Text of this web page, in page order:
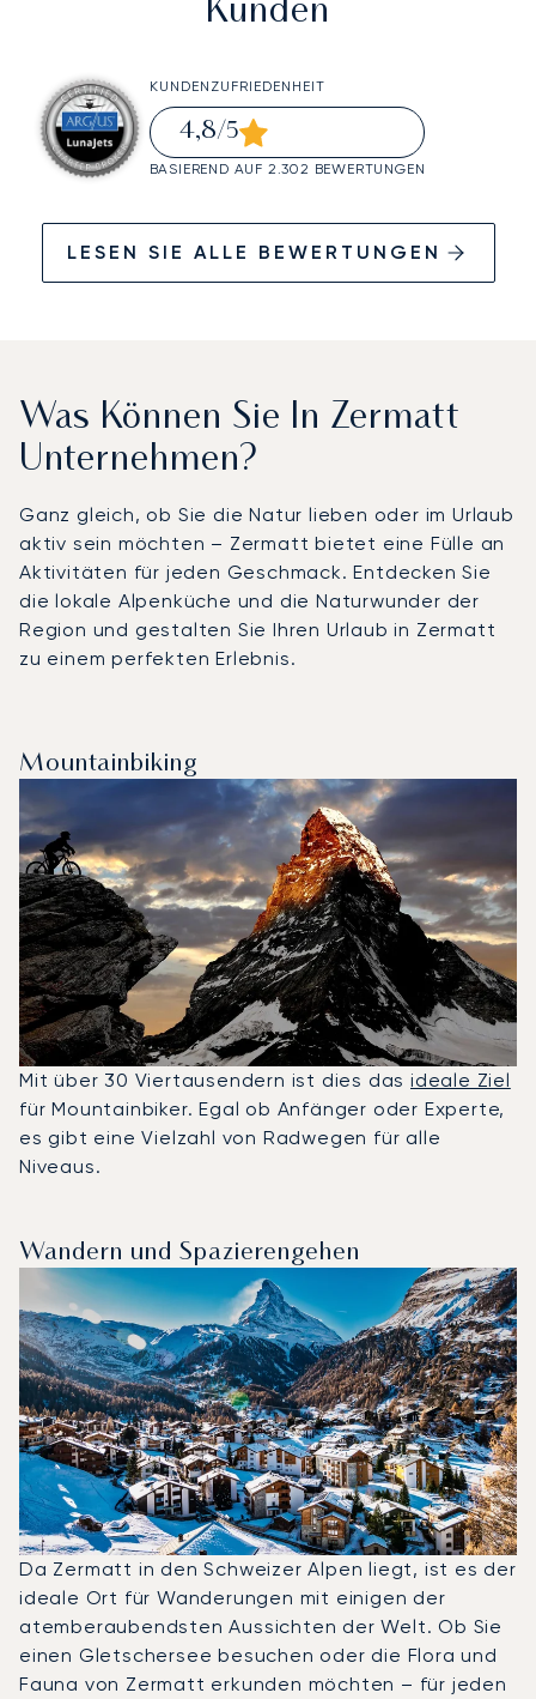
Kunden
KUNDENZUFRIEDENHEIT
4,8/5
BASIEREND AUF 2.302 BEWERTUNGEN
LESEN SIE ALLE BEWERTUNGEN
Was Können Sie In Zermatt
Unternehmen?
Ganz gleich, ob Sie die Natur lieben oder im Urlaub
aktiv sein möchten – Zermatt bietet eine Fülle an
Aktivitäten für jeden Geschmack. Entdecken Sie
die lokale Alpenküche und die Naturwunder der
Region und gestalten Sie Ihren Urlaub in Zermatt
zu einem perfekten Erlebnis.
Mountainbiking
Mit über 30 Viertausendern ist dies das ideale Ziel
für Mountainbiker. Egal ob Anfänger oder Experte,
es gibt eine Vielzahl von Radwegen für alle
Niveaus.
Wandern und Spazierengehen
Da Zermatt in den Schweizer Alpen liegt, ist es der
ideale Ort für Wanderungen mit einigen der
atemberaubendsten Aussichten der Welt. Ob Sie
einen Gletschersee besuchen oder die Flora und
Fauna von Zermatt erkunden möchten – für jeden